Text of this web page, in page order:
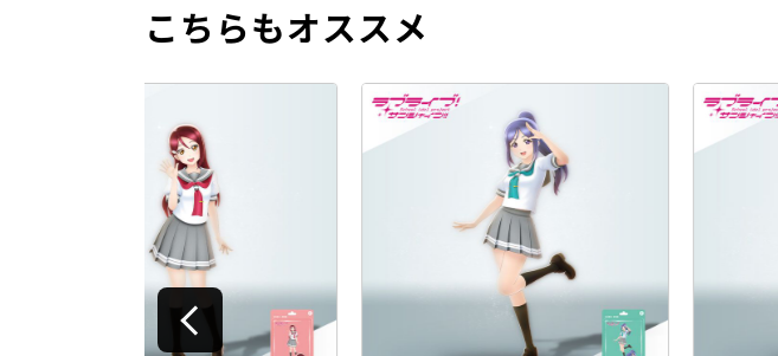
こちらもオススメ